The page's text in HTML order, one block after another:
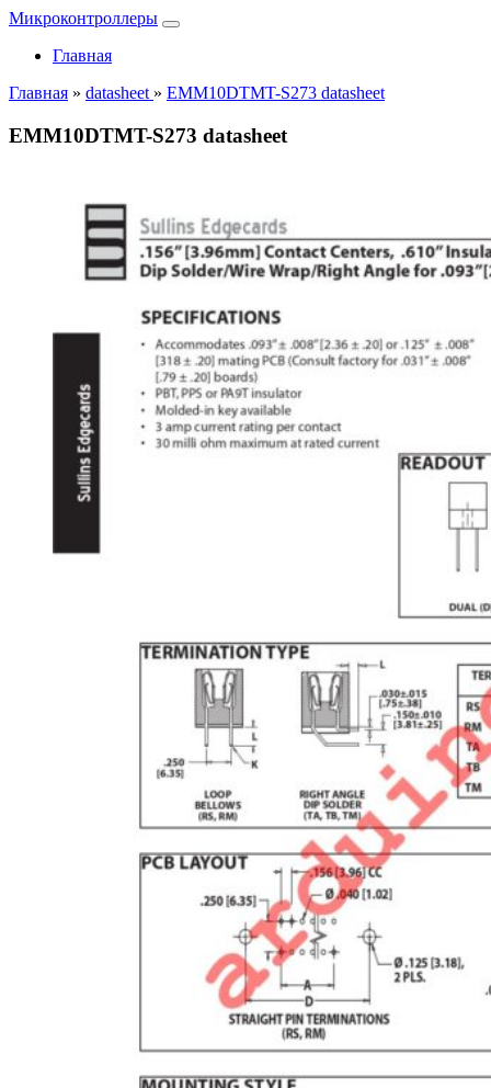
Микроконтроллеры
Главная
Главная » datasheet » EMM10DTMT-S273 datasheet
EMM10DTMT-S273 datasheet